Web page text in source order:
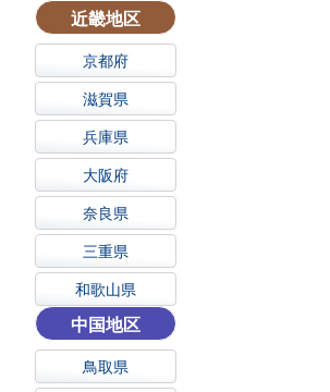
近畿地区
京都府
滋賀県
兵庫県
大阪府
奈良県
三重県
和歌山県
中国地区
鳥取県